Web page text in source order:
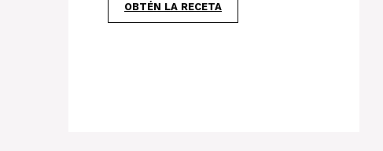
OBTÉN LA RECETA